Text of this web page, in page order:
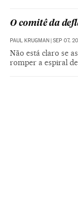
O comitê da
PAUL KRUGMAN | SEP 07,
Não está claro se
romper a espiral